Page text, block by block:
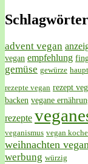
Schlagwörter
advent vegan
vegan empfehlung
gemüse gewürze
rezepte vegan rezept
backen vegane
rezepte
veganismus vegan
weihnachten
werbung würzig